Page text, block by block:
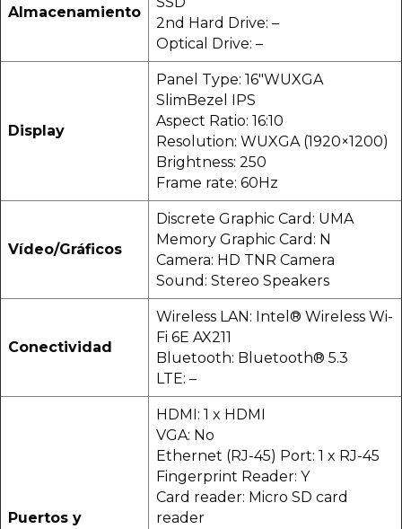
Almacenamiento
2nd Hard Drive: –
Optical Drive: –
Display
Panel Type: 16″WUXGA
SlimBezel IPS
Aspect Ratio: 16:10
Resolution: WUXGA (1920×1200)
Brightness: 250
Frame rate: 60Hz
Vídeo/Gráficos
Discrete Graphic Card: UMA
Memory Graphic Card: N
Camera: HD TNR Camera
Sound: Stereo Speakers
Conectividad
Wireless LAN: Intel® Wireless Wi-
Fi 6E AX211
Bluetooth: Bluetooth® 5.3
LTE: –
Puertos y
HDMI: 1 x HDMI
VGA: No
Ethernet (RJ-45) Port: 1 x RJ-45
Fingerprint Reader: Y
Card reader: Micro SD card
reader